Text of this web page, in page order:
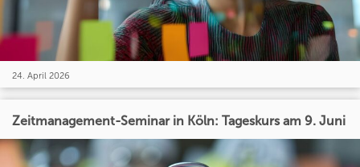
24. April 2026
Zeitmanagement-Seminar in Köln: Tageskurs am 9. Juni